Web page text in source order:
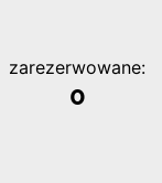
zarezerwowane:
0